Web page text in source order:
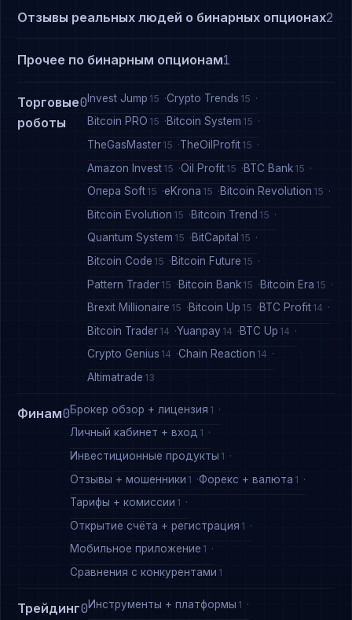
Отзывы реальных людей о бинарных опционах2
Прочее по бинарным опционам1
Торговые
роботы
0 Invest Jump 15 Crypto Trends 15
Bitcoin PRO 15 Bitcoin System 15
TheGasMaster 15 TheOilProfit 15
Amazon Invest 15 Oil Profit 15 BTC Bank 15
Опера Soft 15 eKrona 15 Bitcoin Revolution 15
Bitcoin Evolution 15 Bitcoin Trend 15
Quantum System 15 BitCapital 15
Bitcoin Code 15 Bitcoin Future 15
Pattern Trader 15 Bitcoin Bank 15 Bitcoin Era 15
Brexit Millionaire 15 Bitcoin Up 15 BTC Profit 14
Bitcoin Trader 14 Yuanpay 14 BTC Up 14
Crypto Genius 14 Chain Reaction 14
Altimatrade 13
Финам0Брокер обзор + лицензия 1
Личный кабинет + вход 1
Инвестиционные продукты 1
Отзывы + мошенники 1 Форекс + валюта 1
Тарифы + комиссии 1
Открытие счёта + регистрация 1
Мобильное приложение 1
Сравнения с конкурентами 1
Трейдинг0Инструменты + платформы 1